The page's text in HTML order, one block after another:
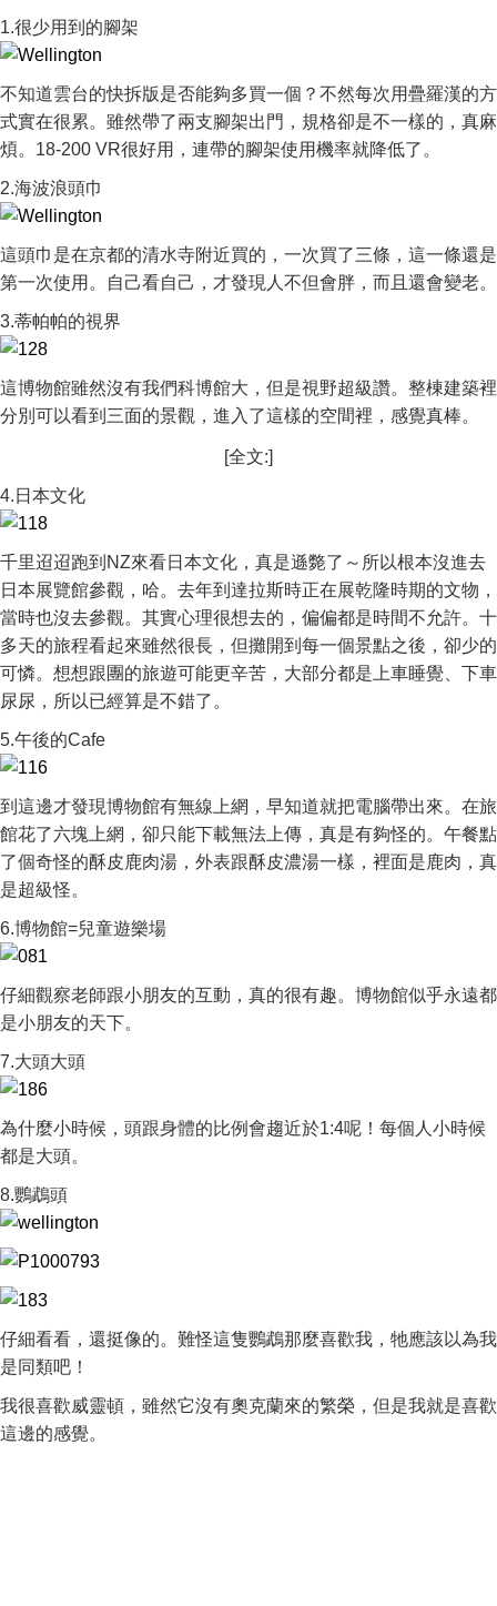
1.很少用到的腳架
不知道雲台的快拆版是否能夠多買一個？不然每次用疊羅漢的方
式實在很累。雖然帶了兩支腳架出門，規格卻是不一樣的，真麻
煩。18-200 VR很好用，連帶的腳架使用機率就降低了。
2.海波浪頭巾
這頭巾是在京都的清水寺附近買的，一次買了三條，這一條還是
第一次使用。自己看自己，才發現人不但會胖，而且還會變老。
3.蒂帕帕的視界
這博物館雖然沒有我們科博館大，但是視野超級讚。整棟建築裡
分別可以看到三面的景觀，進入了這樣的空間裡，感覺真棒。
[全文:]
4.日本文化
千里迢迢跑到NZ來看日本文化，真是遜斃了～所以根本沒進去
日本展覽館參觀，哈。去年到達拉斯時正在展乾隆時期的文物，
當時也沒去參觀。其實心理很想去的，偏偏都是時間不允許。十
多天的旅程看起來雖然很長，但攤開到每一個景點之後，卻少的
可憐。想想跟團的旅遊可能更辛苦，大部分都是上車睡覺、下車
尿尿，所以已經算是不錯了。
5.午後的Cafe
到這邊才發現博物館有無線上網，早知道就把電腦帶出來。在旅
館花了六塊上網，卻只能下載無法上傳，真是有夠怪的。午餐點
了個奇怪的酥皮鹿肉湯，外表跟酥皮濃湯一樣，裡面是鹿肉，真
是超級怪。
6.博物館=兒童遊樂場
仔細觀察老師跟小朋友的互動，真的很有趣。博物館似乎永遠都
是小朋友的天下。
7.大頭大頭
為什麼小時候，頭跟身體的比例會趨近於1:4呢！每個人小時候
都是大頭。
8.鸚鵡頭
仔細看看，還挺像的。難怪這隻鸚鵡那麼喜歡我，牠應該以為我
是同類吧！
我很喜歡威靈頓，雖然它沒有奧克蘭來的繁榮，但是我就是喜歡
這邊的感覺。